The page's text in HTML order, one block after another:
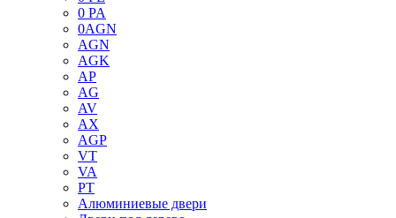
0 PA
0AGN
AGN
AGK
AP
AG
AV
AX
AGP
VT
VA
PT
Алюминиевые двери